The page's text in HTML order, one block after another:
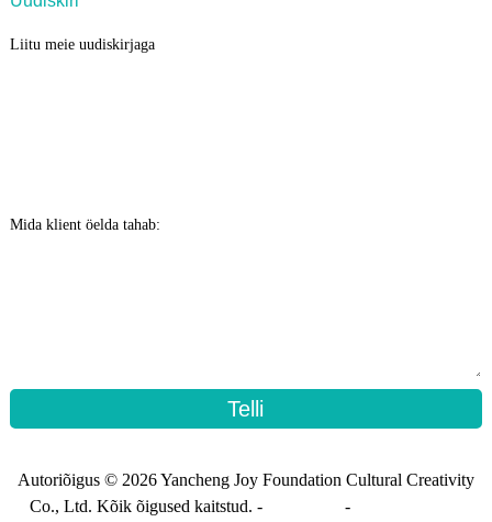
Liitu meie uudiskirjaga
Mida klient öelda tahab:
Telli
Autoriõigus © 2026 Yancheng Joy Foundation Cultural Creativity
Co., Ltd. Kõik õigused kaitstud. -
-